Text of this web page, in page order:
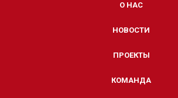
О НАС
НОВОСТИ
ПРОЕКТЫ
КОМАНДА